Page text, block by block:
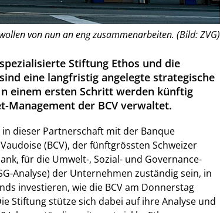
von nun an eng zusammenarbeiten. (Bild: ZVG)
Stiftung Ethos und die
eine langfristig angelegte strategische
einem ersten Schritt werden künftig
Management der BCV verwaltet.
in dieser Partnerschaft mit der Banque
(BCV), der fünftgrössten Schweizer
für die Umwelt-, Sozial- und Governance-
Analyse) der Unternehmen zuständig sein, in
investieren, wie die BCV am Donnerstag
Stiftung stütze sich dabei auf ihre Analyse und